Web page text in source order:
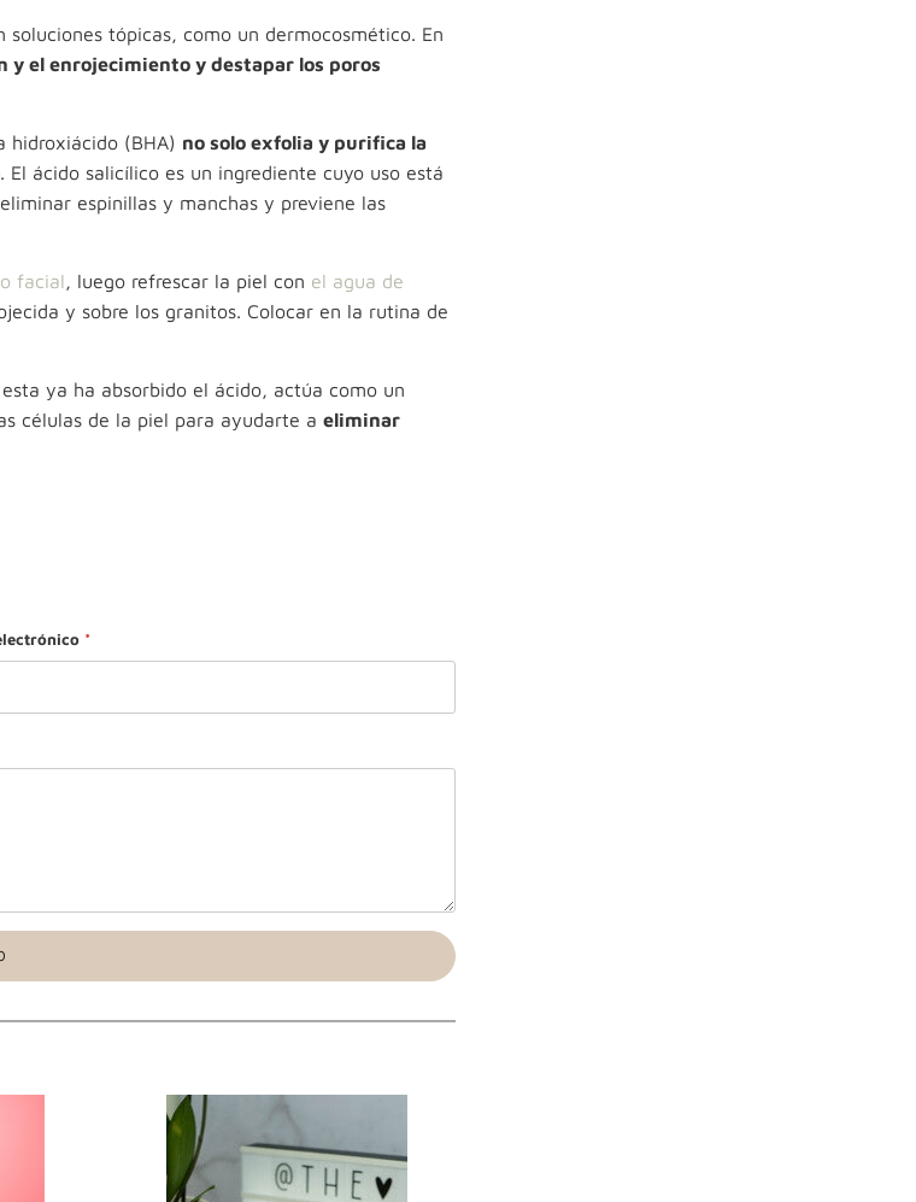
soluciones tópicas, como un dermocosmético. En
el enrojecimiento y destapar los poros
hidroxiácido (BHA) no solo exfolia y purifica la
. El ácido salicílico es un ingrediente cuyo uso está
espinillas y manchas y previene las
facial, luego refrescar la piel con el agua de
y sobre los granitos. Colocar en la rutina de
esta ya ha absorbido el ácido, actúa como un
células de la piel para ayudarte a eliminar
*